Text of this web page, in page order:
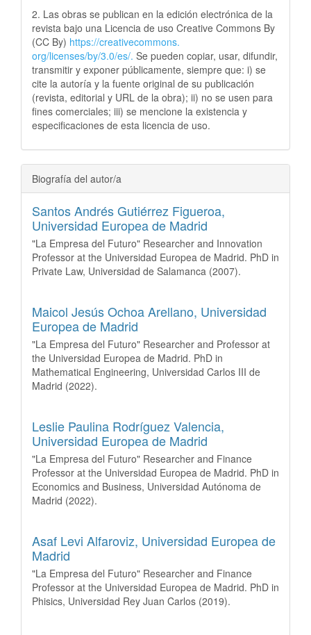
2. Las obras se publican en la edición electrónica de la
revista bajo una Licencia de uso Creative Commons By
(CC By) https://creativecommons.
org/licenses/by/3.0/es/. Se pueden copiar, usar, difundir,
transmitir y exponer públicamente, siempre que: i) se
cite la autoría y la fuente original de su publicación
(revista, editorial y URL de la obra); ii) no se usen para
fines comerciales; iii) se mencione la existencia y
especificaciones de esta licencia de uso.
Biografía del autor/a
Santos Andrés Gutiérrez Figueroa,
Universidad Europea de Madrid
"La Empresa del Futuro" Researcher and Innovation
Professor at the Universidad Europea de Madrid. PhD in
Private Law, Universidad de Salamanca (2007).
Maicol Jesús Ochoa Arellano, Universidad
Europea de Madrid
"La Empresa del Futuro" Researcher and Professor at
the Universidad Europea de Madrid. PhD in
Mathematical Engineering, Universidad Carlos III de
Madrid (2022).
Leslie Paulina Rodríguez Valencia,
Universidad Europea de Madrid
"La Empresa del Futuro" Researcher and Finance
Professor at the Universidad Europea de Madrid. PhD in
Economics and Business, Universidad Autónoma de
Madrid (2022).
Asaf Levi Alfaroviz, Universidad Europea de
Madrid
"La Empresa del Futuro" Researcher and Finance
Professor at the Universidad Europea de Madrid. PhD in
Phisics, Universidad Rey Juan Carlos (2019).